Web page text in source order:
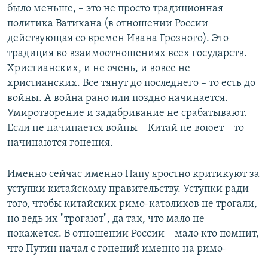
было меньше, – это не просто традиционная
политика Ватикана (в отношении России
действующая со времен Ивана Грозного). Это
традиция во взаимоотношениях всех государств.
Христианских, и не очень, и вовсе не
христианских. Все тянут до последнего – то есть до
войны. А война рано или поздно начинается.
Умиротворение и задабривание не срабатывают.
Если не начинается войны – Китай не воюет – то
начинаются гонения.
Именно сейчас именно Папу яростно критикуют за
уступки китайскому правительству. Уступки ради
того, чтобы китайских римо-католиков не трогали,
но ведь их "трогают", да так, что мало не
покажется. В отношении России – мало кто помнит,
что Путин начал с гонений именно на римо-